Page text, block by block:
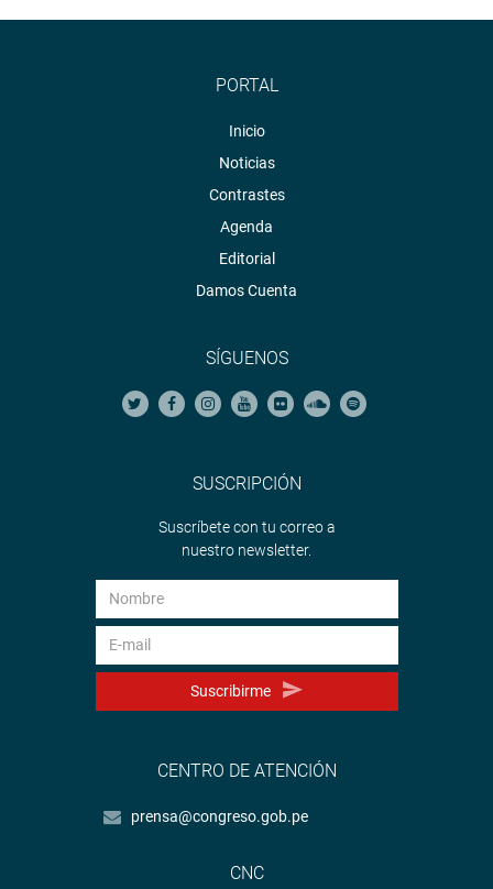
PORTAL
Inicio
Noticias
Contrastes
Agenda
Editorial
Damos Cuenta
SÍGUENOS
SUSCRIPCIÓN
Suscríbete con tu correo a
nuestro newsletter.
Suscribirme
CENTRO DE ATENCIÓN
prensa@congreso.gob.pe
CNC